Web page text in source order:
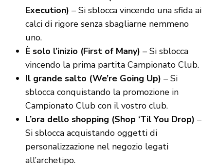
Execution) – Si sblocca vincendo una sfida ai
calci di rigore senza sbagliarne nemmeno
uno.
È solo l’inizio (First of Many) – Si sblocca
vincendo la prima partita Campionato Club.
Il grande salto (We’re Going Up) – Si
sblocca conquistando la promozione in
Campionato Club con il vostro club.
L’ora dello shopping (Shop ‘Til You Drop) –
Si sblocca acquistando oggetti di
personalizzazione nel negozio legati
all’archetipo.